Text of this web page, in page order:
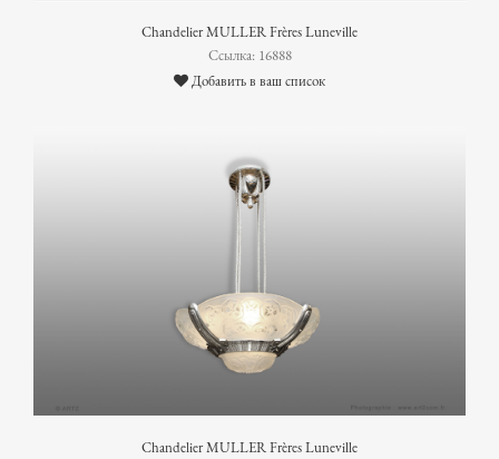
Chandelier MULLER Frères Luneville
Ссылка: 16888
Добавить в ваш список
Chandelier MULLER Frères Luneville